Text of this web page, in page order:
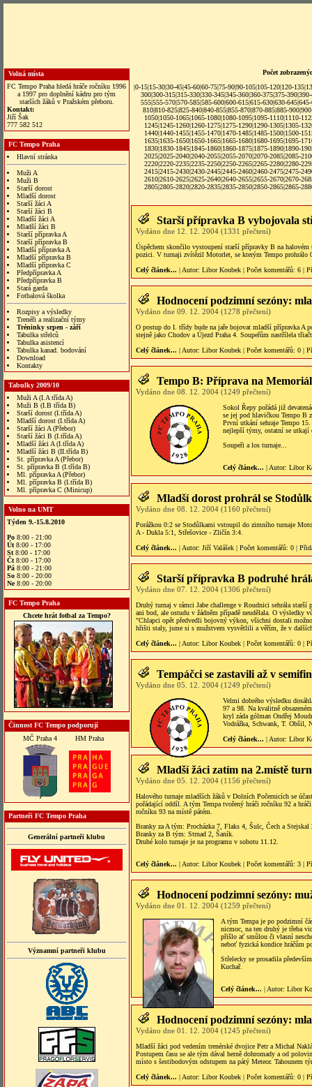
Volná místa
FC Tempo Praha hledá hráče ročníku 1996
a 1997 pro doplnění kádru pro tým
starších žáků v Pražském přeboru.
Kontakt:
Jiří Šak
777 582 512
FC Tempo Praha
Hlavní stránka
Muži A
Muži B
Starší dorost
Mladší dorost
Starší žáci A
Starší žáci B
Mladší žáci A
Mladší žáci B
Starší přípravka A
Starší přípravka B
Mladší přípravka A
Mladší přípravka B
Mladší přípravka C
Předpřípravka A
Předpřípravka B
Stará garda
Fotbalová školka
Rozpisy a výsledky
Trenéři a realizační týmy
Tréninky srpen - září
Tabulka střelců
Tabulka asistencí
Tabulka kanad. bodování
Download
Kontakty
Tabulky 2009/10
Muži A (I.A třída A)
Muži B (I.B třída B)
Starší dorost (I.třída A)
Mladší dorost (I.třída A)
Starší žáci A (Přebor)
Starší žáci B (I.třída A)
Mladší žáci A (I.třída A)
Mladší žáci B (II.třída B)
St. přípravka A (Přebor)
St. přípravka B (I.třída B)
Ml. přípravka A (Přebor)
Ml. přípravka B (I.třída B)
Ml. přípravka C (Minicup)
Volno na UMT
Týden 9.-15.8.2010
Po 8:00 - 21:00
Út 8:00 - 17:00
St 8:00 - 17:00
Čt 8:00 - 17:00
Pá 8:00 - 21:00
So 8:00 - 20:00
Ne8:00 - 20:00
FC Tempo Praha
Chcete hrát fotbal za Tempo?
Činnost FC Tempo podporují
MČ Praha 4
HM Praha
Partneři FC Tempo Praha
Generální partneři klubu
Významní partneři klubu
Počet
|0-15|15-30|30-45|45-60|60-75|75-90|90-105|105-120|120-135|
300|300-315|315-330|330-345|345-360|360-375|375-390|
555|555-570|570-585|585-600|600-615|615-630|630-645|
810|810-825|825-840|840-855|855-870|870-885|885-900|
1050|1050-1065|1065-1080|1080-1095|1095-1110|1110-
1245|1245-1260|1260-1275|1275-1290|1290-1305|1305-
1440|1440-1455|1455-1470|1470-1485|1485-1500|1500-
1635|1635-1650|1650-1665|1665-1680|1680-1695|1695-
1830|1830-1845|1845-1860|1860-1875|1875-1890|1890-
2025|2025-2040|2040-2055|2055-2070|2070-2085|2085-
2220|2220-2235|2235-2250|2250-2265|2265-2280|2280-
2415|2415-2430|2430-2445|2445-2460|2460-2475|2475-
2610|2610-2625|2625-2640|2640-2655|2655-2670|2670-
2805|2805-2820|2820-2835|2835-2850|2850-2865|2865-
Starší přípravka B vybojovala
Vydáno dne 12. 12. 2004 (1331 přečtení)
Úspěchem skončilo vystoupení starší přípravky B na
pozici. V turnaji zvítězil Motorlet, se kterým Tempo prohrálo
Celý článek... | Autor: Libor Koubek | Počet komentářů: 6 |
Hodnocení podzimní sezóny:
Vydáno dne 09. 12. 2004 (1278 přečtení)
O postup do I. třídy bude na jaře bojovat mladší přípravka A
stejně jako Chodov a Újezd Praha 4. Soupeřům nastřílela
Celý článek... | Autor: Libor Koubek | Počet komentářů: 0 |
Tempo B: Příprava na
Vydáno dne 08. 12. 2004 (1249 přečtení)
Sokol Řepy pořádá již
se jej pod hlavičkou Tempo B
První utkání sehraje Tempo
nejlepší týmy, ostatní se
Soupeři a los turnaje...
Celý článek... | Autor: Libor
Mladší dorost prohrál se
Vydáno dne 08. 12. 2004 (1160 přečtení)
Porážkou 0:2 se Stodůlkami vstoupil do zimního turnaje
A - Dukla 5:1, Střešovice - Zličín 3:4.
Celý článek... | Autor: Jiří Valášek | Počet komentářů: 0 |
Starší přípravka B podruhé
Vydáno dne 07. 12. 2004 (1306 přečtení)
Druhý turnaj v rámci Jabe challenge v Roudnici sehrála
ani bod, ale ostudu v žádněm případě neudělala. O výsledky
"Chlapci opět předvedli bojovný výkon, všichni dostali
hřišti staly, jsme si s mužstvem vysvětlili a věřím, že v
Celý článek... | Autor: Libor Koubek | Počet komentářů: 0 |
Tempáčci se zastavili až v
Vydáno dne 05. 12. 2004 (1249 přečtení)
Velmi dobrého výsledku
97 a 98. Na kvalitně
kryl záda gólman Ondřej
Vodrážka, Schwank, T. Obšil,
Celý článek... | Autor: Libor
Mladší žáci zatím na 2.místě
Vydáno dne 05. 12. 2004 (1156 přečtení)
Halového turnaje mladších žáků v Dolních Počernicích se
pořádající oddíl. A tým Tempa tvořený hráči ročníku 92 a
ročníku 93 na místě pátém.
Branky za A tým: Procházka 7, Flaks 4, Šulc, Čech a Stejskal
Branky za B tým: Strnad 2, Šaník.
Druhé kolo turnaje je na programu v sobotu 11.12.
Celý článek... | Autor: Libor Koubek | Počet komentářů: 3 |
Hodnocení podzimní sezóny:
Vydáno dne 01. 12. 2004 (1259 přečtení)
A tým Tempa je po podzimní
nicmoc, na ten druhý je třeba
přišlo ať smůlou či vlasní
neboť fyzická kondice hráčům
Střelecky se prosadila
Kuchař.
Celý článek... | Autor: Libor
Hodnocení podzimní sezóny:
Vydáno dne 01. 12. 2004 (1245 přečtení)
Mladší žáci pod vedením trenérské dvojice Petr a Michal
Postupem času se ale tým dával herně dohromady a od
místo s šestibodovým odstupem na pátý Meteor. Tahounem
Celý článek... | Autor: Libor Koubek | Počet komentářů: 0 |